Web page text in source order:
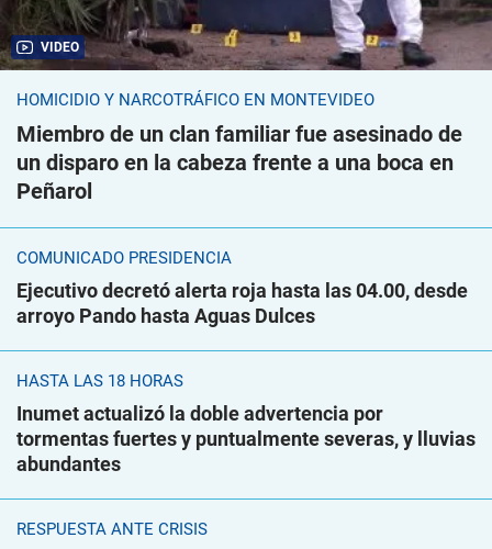
VIDEO
HOMICIDIO Y NARCOTRÁFICO EN MONTEVIDEO
Miembro de un clan familiar fue asesinado de
un disparo en la cabeza frente a una boca en
Peñarol
COMUNICADO PRESIDENCIA
Ejecutivo decretó alerta roja hasta las 04.00, desde
arroyo Pando hasta Aguas Dulces
HASTA LAS 18 HORAS
Inumet actualizó la doble advertencia por
tormentas fuertes y puntualmente severas, y lluvias
abundantes
RESPUESTA ANTE CRISIS